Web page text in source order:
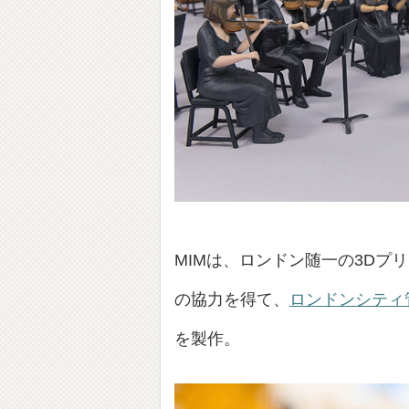
MIMは、ロンドン随一の3Dプ
の協力を得て、 ロンドンシテ
を製作。